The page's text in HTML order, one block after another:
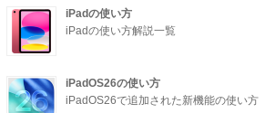
iPadの使い方
iPadの使い方解説一覧
iPadOS26の使い方
iPadOS26で追加された新機能の使い方